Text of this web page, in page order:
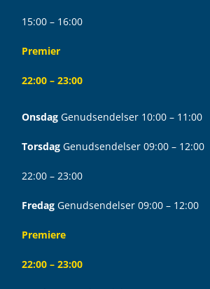
15:00 – 16:00
Premier
22:00 – 23:00
Onsdag Genudsendelser 10:00 – 11:00
Torsdag Genudsendelser 09:00 – 12:00
22:00 – 23:00
Fredag Genudsendelser 09:00 – 12:00
Premiere
22:00 – 23:00